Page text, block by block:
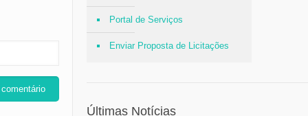
Portal de Serviços
Enviar Proposta de Licitações
Últimas Notícias